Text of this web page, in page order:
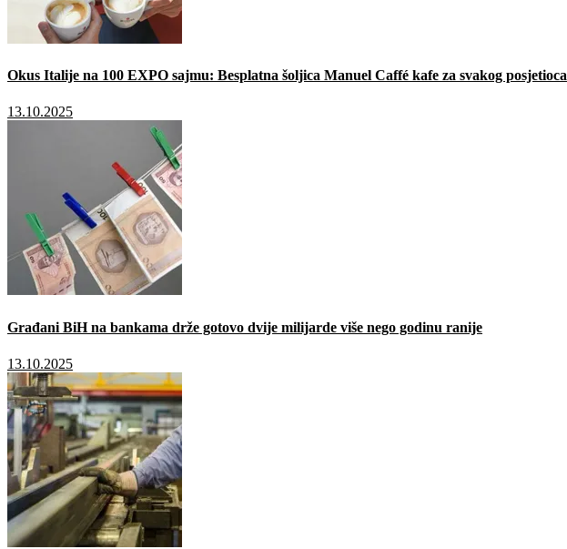
Okus Italije na 100 EXPO sajmu: Besplatna šoljica Manuel Caffé kafe za svakog posjetioca
13.10.2025
Građani BiH na bankama drže gotovo dvije milijarde više nego godinu ranije
13.10.2025